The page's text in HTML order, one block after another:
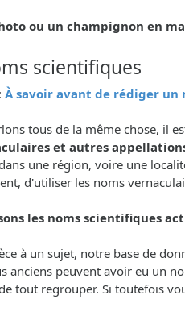
ou un champignon en
scientifiques
À savoir avant de rédiger un
tous de la même chose, il
et autres
une région, voire une
d'utiliser les noms
les noms scientifiques
à un sujet, notre base de
anciens peuvent avoir eu un
tout regrouper. Si toutefois